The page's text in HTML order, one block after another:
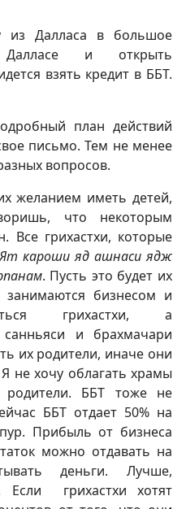
из Далласа в большое
и открыть
взять кредит в ББТ.
план действий
письмо. Тем не менее
вопросов.
желанием иметь детей,
что некоторым
Все грихастхи, которые
кароши яд ашнаси ядж
. Пусть это будет их
бизнесом и
грихастхи, а
и брахмачари
их родители, иначе они
не хочу облагать храмы
ББТ тоже не
ББТ отдает 50% на
Прибыль от бизнеса
можно отдавать на
деньги. Лучше,
грихастхи хотят